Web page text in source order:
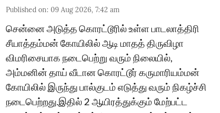
Published on: 09 Aug 2026, 7:42 am
சென்னை அடுத்த கொரட்டூரில் உள்ள பாடலாத்திரி
சீயாத்தம்மன் கோயிலில் ஆடி மாதத் திருவிழா
விமரிசையாக நடைபெற்று வரும் நிலையில்,
அம்மனின் தாய் வீடான கொரட்டூர் கருமாரியம்மன்
கோயிலில் இருந்து பால்குடம் எடுத்து வரும் நிகழ்ச்சி
நடைபெற்றது.இதில் 2 ஆயிரத்துக்கும் மேற்பட்ட